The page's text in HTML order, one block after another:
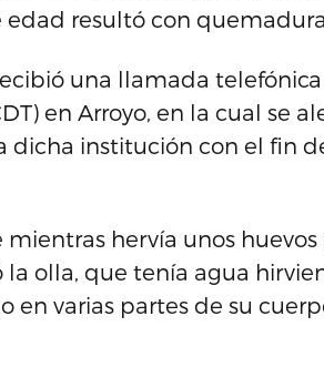
resultó con
una llamada
en Arroyo, en la cual se
institución con el fin
hervía unos huevos
olla, que tenía agua
varias partes de su